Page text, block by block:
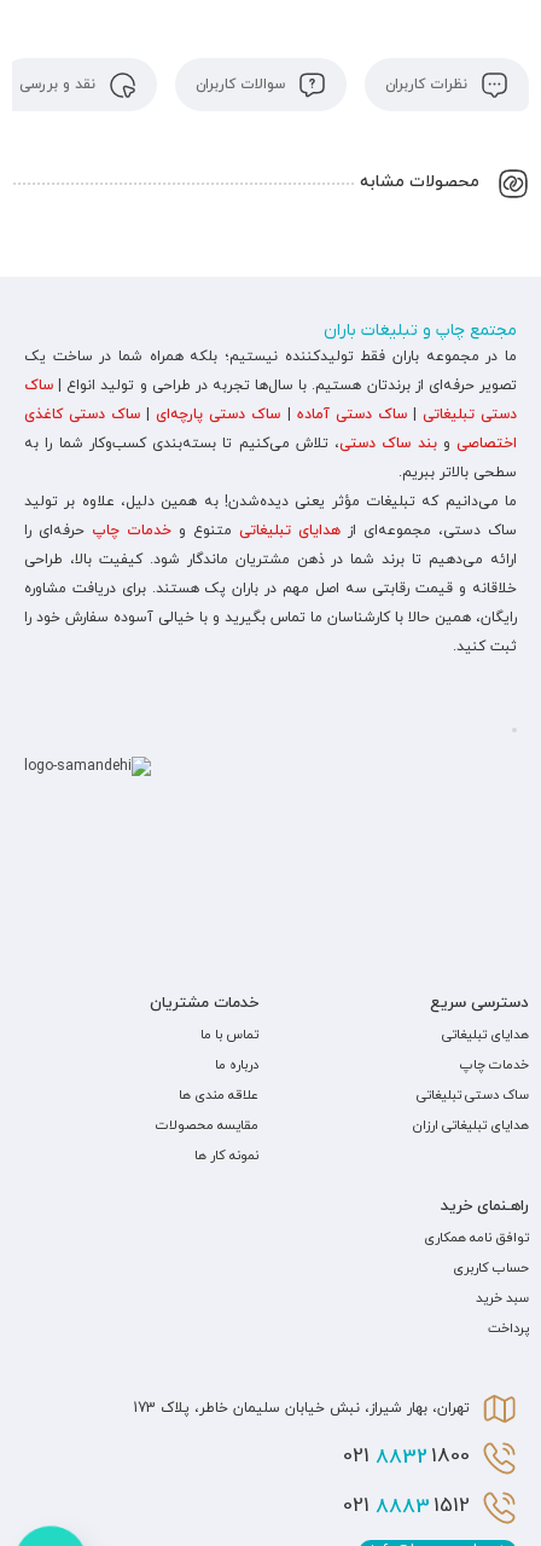
نظرات کاربران سوالات کاربران نقد و بررسی
محصولات مشابه
مجتمع چاپ و تبلیغات باران
ما در مجموعه باران فقط تولیدکننده نیستیم؛ بلکه همراه شما در ساخت یک
تصویر حرفه‌ای از برندتان هستیم. با سال‌ها تجربه در طراحی و تولید انواع | ساک
دستی تبلیغاتی |ساک دستی آماده ساک دستی پارچه‌ای| ساک دستی کاغذی
اختصاصی وبند ساک دستی، تلاش می‌کنیم تا بسته‌بندی کسب‌وکار شما را به
سطحی بالاتر ببریم.
ما می‌دانیم که تبلیغات مؤثر یعنی دیده‌شدن! به همین دلیل، علاوه بر تولید
ساک دستی، مجموعه‌ای از هدایای تبلیغاتی متنوع و خدمات چاپ حرفه‌ای را
ارائه می‌دهیم تا برند شما در ذهن مشتریان ماندگار شود. کیفیت بالا، طراحی
خلاقانه و قیمت رقابتی سه اصل مهم در باران پک هستند. برای دریافت مشاوره
رایگان، همین حالا با کارشناسان ما تماس بگیرید و با خیالی آسوده سفارش خود را
ثبت کنید.
دسترسی سریع
هدایای تبلیغاتی
خدمات چاپ
ساک دستی تبلیغاتی
هدایای تبلیغاتی ارزان
خدمات مشتریان
تماس با ما
درباره ما
علاقه مندی ها
مقایسه محصولات
نمونه کار ها
راهـنمای خرید
توافق نامه همکاری
حساب کاربری
سبد خرید
پرداخت
تهران، بهار شیراز، نبش خیابان سلیمان خاطر، پلاک 173
8832 1800 021
8883 1512 021